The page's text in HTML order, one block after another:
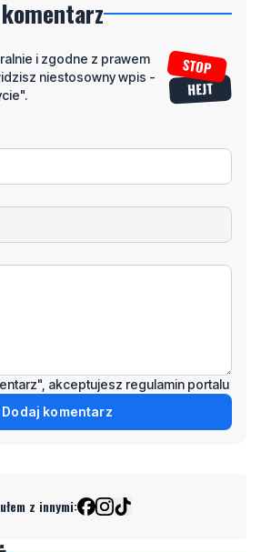
niestosowny wpis -